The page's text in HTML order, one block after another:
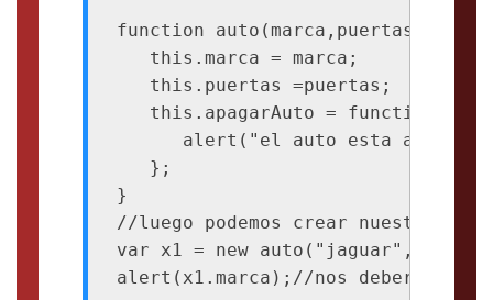
function auto(marca,puertas){
   this.marca = marca;
   this.puertas =puertas;
   this.apagarAuto = function(){
alert("el auto esta
   };
}
//luego podemos crear nuestro
var x1 = new auto("jaguar",4);
alert(x1.marca);//nos debería dar